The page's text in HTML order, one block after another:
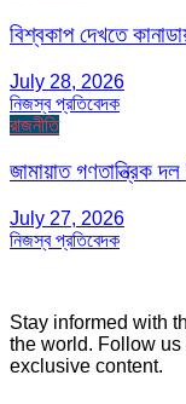
বিশ্বকাপ দেখতে
July 28, 2026
নিজস্ব প্রতিবেদক
রাজনীতি
জামায়াত গণতান্ত্রিক
July 27, 2026
নিজস্ব প্রতিবেদক
Stay informed with
the world. Follow us
exclusive content.